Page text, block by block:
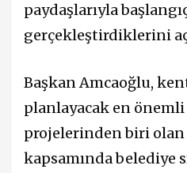
paydaşlarıyla
gerçekleştirdiklerini
Başkan Amcaoğlu,
planlayacak en önemli
projelerinden biri olan
kapsamında belediye